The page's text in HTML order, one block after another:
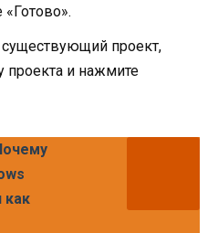
проект,
проекта и нажмите
как